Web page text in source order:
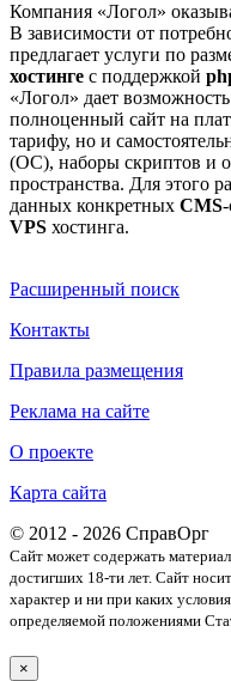
Компания «Логол»
В зависимости от
предлагает услуги по
хостинге с поддержкой
«Логол» дает
полноценный сайт на
тарифу, но и
(ОС), наборы скриптов и
пространства. Для этого
данных конкретных CMS
VPS хостинга.
Расширенный поиск
Контакты
Правила размещения
Реклама на сайте
О проекте
Карта сайта
© 2012 - 2026 СправОрг
Сайт может содержать
достигших 18-ти лет. Cайт
характер и ни при каких
определяемой положениями
×